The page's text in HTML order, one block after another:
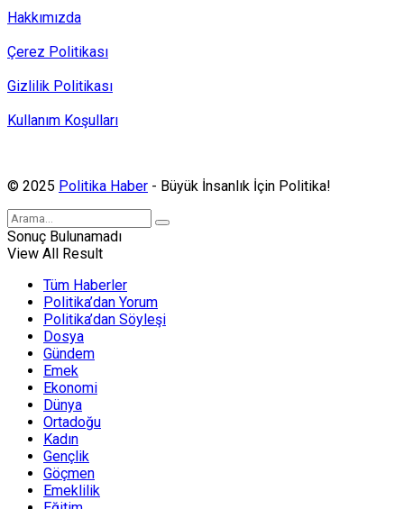
Hakkımızda
Çerez Politikası
Gizlilik Politikası
Kullanım Koşulları
© 2025 Politika Haber - Büyük İnsanlık İçin Politika!
Sonuç Bulunamadı
View All Result
Tüm Haberler
Politika’dan Yorum
Politika’dan Söyleşi
Dosya
Gündem
Emek
Ekonomi
Dünya
Ortadoğu
Kadın
Gençlik
Göçmen
Emeklilik